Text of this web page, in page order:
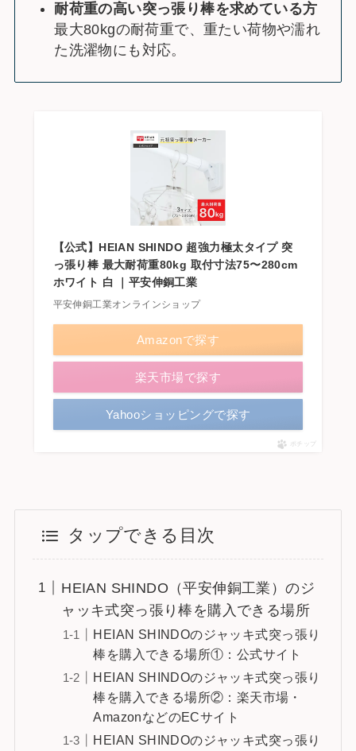
耐荷重の高い突っ張り棒を求めている方
最大80kgの耐荷重で、重たい荷物や濡れ
た洗濯物にも対応。
【公式】HEIAN SHINDO 超強力極太タイプ 突
っ張り棒 最大耐荷重80kg 取付寸法75〜280cm
ホワイト 白 ｜平安伸銅工業
平安伸銅工業オンラインショップ
Amazonで探す
楽天市場で探す
Yahooショッピングで探す
ポチップ
タップできる目次
HEIAN SHINDO（平安伸銅工業）のジ
ャッキ式突っ張り棒を購入できる場所
HEIAN SHINDOのジャッキ式突っ張り
棒を購入できる場所①：公式サイト
HEIAN SHINDOのジャッキ式突っ張り
棒を購入できる場所②：楽天市場・
AmazonなどのECサイト
HEIAN SHINDOのジャッキ式突っ張り